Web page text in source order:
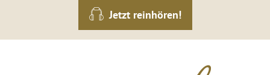
Jetzt reinhören!